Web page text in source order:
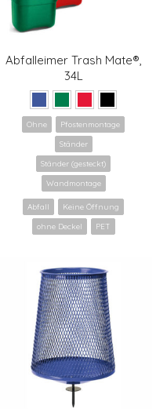
Abfalleimer Trash Mate®,
34L
Ohne
Pfostenmontage
Ständer
Ständer (gesteckt)
Wandmontage
Abfall
Keine Öffnung
ohne Deckel
PET